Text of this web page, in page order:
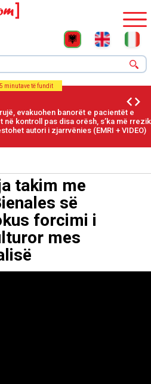
minutave të fundit
evakuohen banorët e pacientët e
në kontroll pas disa orësh, s’ka më rrezik
autori i zjarrvënies (EMRI + VIDEO)
takim me
së
forcimi i
mes